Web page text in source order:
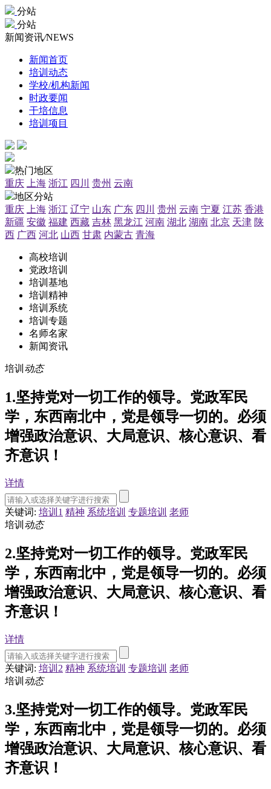
分站
分站
新闻资讯/NEWS
新闻首页
培训动态
学校/机构新闻
时政要闻
干培信息
培训项目
热门地区
重庆
上海 浙江 四川 贵州 云南
地区分站
重庆
上海 浙江 辽宁 山东 广东 四川 贵州 云南 宁夏 江苏 香港
新疆 安徽 福建 西藏 吉林 黑龙江 河南 湖北 湖南 北京 天津 陕
西 广西 河北 山西 甘肃 内蒙古 青海
高校培训
党政培训
培训基地
培训精神
培训系统
培训专题
名师名家
新闻资讯
培训 动态
1.坚持党对一切工作的领导。党政军民
学，东西南北中，党是领导一切的。必须
增强政治意识、大局意识、核心意识、看
齐意识！
详情
关键词: 培训1 精神 系统培训 专题培训 老师
培训 动态
2.坚持党对一切工作的领导。党政军民
学，东西南北中，党是领导一切的。必须
增强政治意识、大局意识、核心意识、看
齐意识！
详情
关键词: 培训2 精神 系统培训 专题培训 老师
培训 动态
3.坚持党对一切工作的领导。党政军民
学，东西南北中，党是领导一切的。必须
增强政治意识、大局意识、核心意识、看
齐意识！